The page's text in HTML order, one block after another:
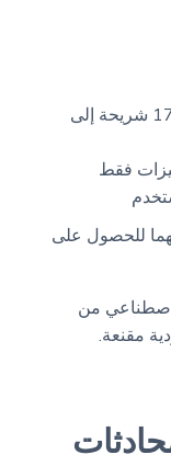
قم بقص سطح السفينة المكون من 17 شريحة إلى
فقط
للحصول على
من
ومحادثات